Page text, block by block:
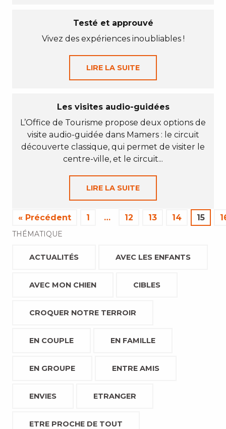
Testé et approuvé
Vivez des expériences inoubliables !
LIRE LA SUITE
Les visites audio-guidées
L’Office de Tourisme propose deux options de
visite audio-guidée dans Mamers : le circuit
découverte classique, qui permet de visiter le
centre-ville, et le circuit...
LIRE LA SUITE
« Précédent 1 … 12 13 14 15
THÉMATIQUE
ACTUALITÉS AVEC LES ENFANTS
AVEC MON CHIEN CIBLES
CROQUER NOTRE TERROIR
EN COUPLE EN FAMILLE
EN GROUPE ENTRE AMIS
ENVIES ETRANGER
ETRE PROCHE DE TOUT